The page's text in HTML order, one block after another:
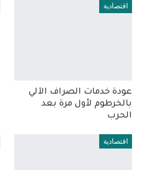
اقتصادية
عودة خدمات الصراف الآلي
بالخرطوم لأول مرة بعد
الحرب
اقتصادية